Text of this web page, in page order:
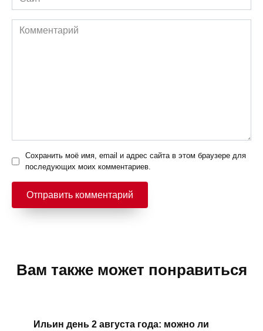
Комментарий
Сохранить моё имя, email и адрес сайта в этом браузере для
последующих моих комментариев.
Вам также может понравиться
Ильин день 2 августа года: можно ли